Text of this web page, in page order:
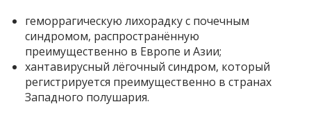
геморрагическую лихорадку с почечным
синдромом, распространённую
преимущественно в Европе и Азии;
хантавирусный лёгочный синдром, который
регистрируется преимущественно в странах
Западного полушария.